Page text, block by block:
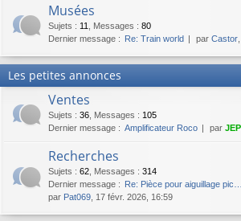
Musées
Sujets : 11 Messages : 80
Dernier message : Re: Train world par Castor
Les petites annonces
Ventes
Sujets : 36 Messages : 105
Dernier message : Amplificateur Roco par
Recherches
Sujets : 62 Messages : 314
Dernier message : Re: Pièce pour aiguillage pic…
par Pat069 , 17 févr. 2026, 16:59